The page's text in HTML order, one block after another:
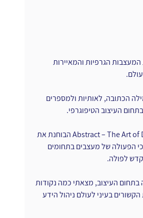
הגרפיות והמאיירות
הכתובה, לאותיות ולמספרים
העיצוב הטיפוגרפי.
במסגרת סדרת Abstract – The Art of Design הבוחנת את
הפעולה של מעצבים בתחומים
לפולה.
העיצוב, מצאתי כמה נקודות
הקשורים בעיני לעולם ניהול הידע